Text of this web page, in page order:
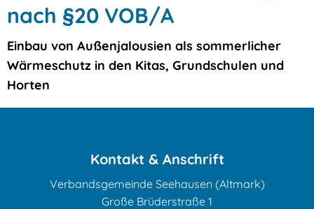
§20VOB
nach §20 VOB/A
Einbau von Außenjalousien als sommerlicher
Wärmeschutz in den Kitas, Grundschulen und
Horten
Kontakt & Anschrift
Verbandsgemeinde Seehausen (Altmark)
Große Brüderstraße 1